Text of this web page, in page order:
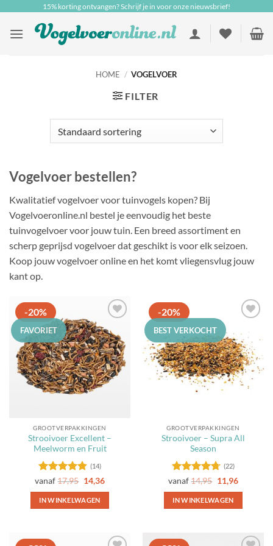
inhoud
15% korting ontvangen? Schrijf je in voor onze nieuwsbrief!
HOME / VOGELVOER
FILTER
Vogelvoer bestellen?
Kwalitatief vogelvoer voor tuinvogels kopen? Bij
Vogelvoeronline.nl bestel je eenvoudig het beste
tuinvogelvoer voor jouw tuin. Een breed assortiment en
scherp geprijsd vogelvoer dat geschikt is voor elk seizoen.
Koop jouw vogelvoer online en het komt vliegensvlug jouw
kant op.
-20%
FAVORIET
Toevoegen
aan
favorieten
GROOTVERPAKKINGEN
Strooivoer Excellent –
Meelworm en Fruit
Gewaardeerd
4.79uit 5
(14)
vanaf 17,95 14,36
IN WINKELWAGEN
-20%
BEST VERKOCHT
Toevoegen
aan
favorieten
GROOTVERPAKKINGEN
Strooivoer – Supra All
Season
Gewaardeerd
4.68uit 5
(22)
vanaf 14,95 11,96
IN WINKELWAGEN